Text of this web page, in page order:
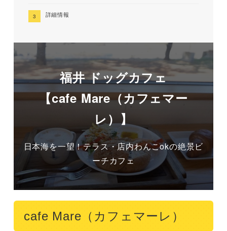
詳細情報
福井 ドッグカフェ
【cafe Mare（カフェマー
レ）】
日本海を一望！テラス・店内わんこokの絶景ビ
ーチカフェ
cafe Mare（カフェマーレ）